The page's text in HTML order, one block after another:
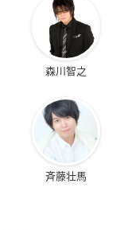
森川智之
斉藤壮馬